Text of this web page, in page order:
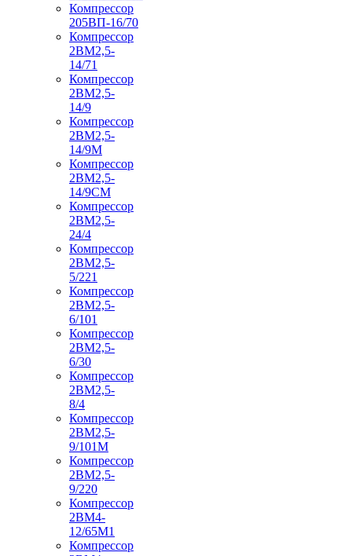
Компрессор
205ВП-16/70
Компрессор
2ВМ2,5-
14/71
Компрессор
2ВМ2,5-
14/9
Компрессор
2ВМ2,5-
14/9М
Компрессор
2ВМ2,5-
14/9СМ
Компрессор
2ВМ2,5-
24/4
Компрессор
2ВМ2,5-
5/221
Компрессор
2ВМ2,5-
6/101
Компрессор
2ВМ2,5-
6/30
Компрессор
2ВМ2,5-
8/4
Компрессор
2ВМ2,5-
9/101М
Компрессор
2ВМ2,5-
9/220
Компрессор
2ВМ4-
12/65М1
Компрессор